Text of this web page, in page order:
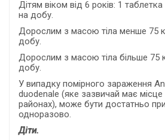
Дітям віком від 6 років: 1
на добу.
Дорослим з масою тіла менше 75
добу.
Дорослим з масою тіла більше 75
добу.
У випадку помірного зараження
duodenale (яке зазвичай має місце
районах), може бути достатньо
одноразово.
Діти.